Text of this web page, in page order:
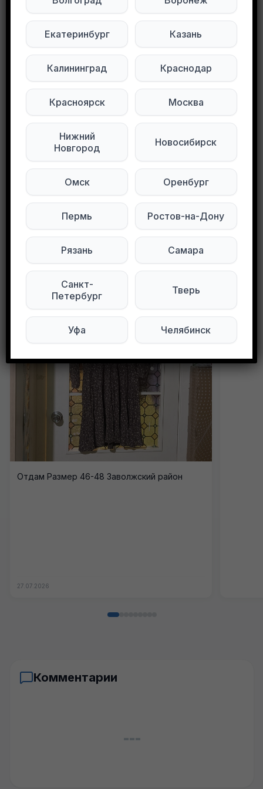
Развернуть полностью
Отдам даром , забирать улица Кольцевая 81/1
Подписывайтесь на нас в социальных
сетях:
Мы в Telegram Мы в ВКонтакте
0 77 просмотров
Другие объявления в этом городе
Отдам Размер 46-48 Заволжский район
27.07.2026
Комментарии
Екатеринбург Казань
Калининград Краснодар
Красноярск Москва
Нижний
Новгород
Новосибирск
Омск Оренбург
Пермь Ростов-на-Дону
Рязань Самара
Санкт-
Петербург
Тверь
Уфа Челябинск